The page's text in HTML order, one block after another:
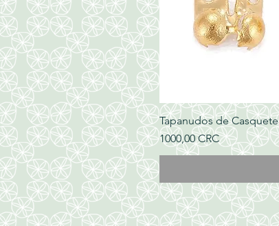
Tapanudos de Casquete
Precio
1000,00 CRC